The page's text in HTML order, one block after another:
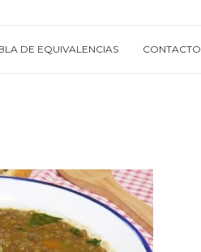
DE EQUIVALENCIAS CONTACTO